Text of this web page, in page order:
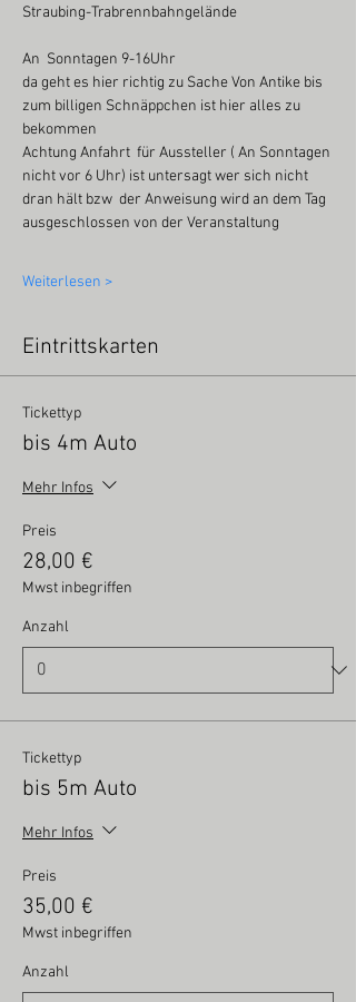
Straubing-Trabrennbahngelände
An  Sonntagen 9-16Uhr
da geht es hier richtig zu Sache Von Antike bis
zum billigen Schnäppchen ist hier alles zu
bekommen
Achtung Anfahrt  für Aussteller ( An Sonntagen
nicht vor 6 Uhr) ist untersagt wer sich nicht
dran hält bzw  der Anweisung wird an dem Tag
ausgeschlossen von der Veranstaltung
Weiterlesen >
Eintrittskarten
Tickettyp
bis 4m Auto
Mehr Infos
Preis
28,00 €
Mwst inbegriffen
Anzahl
Tickettyp
bis 5m Auto
Mehr Infos
Preis
35,00 €
Mwst inbegriffen
Anzahl